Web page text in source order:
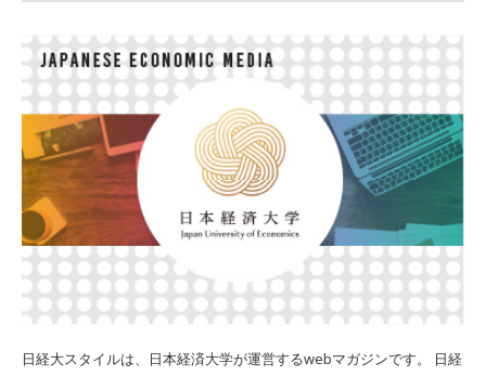
日経大スタイルは、日本経済大学が運営するwebマガジンです。 日経